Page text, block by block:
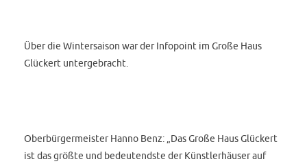
Über die Wintersaison war der Infopoint im Große Haus
Glückert untergebracht.
Oberbürgermeister Hanno Benz: „Das Große Haus Glückert
ist das größte und bedeutendste der Künstlerhäuser auf